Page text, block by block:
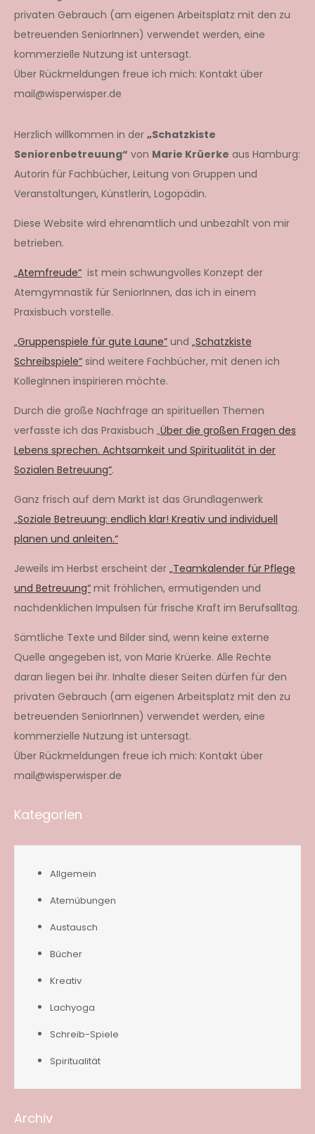
privaten Gebrauch (am eigenen Arbeitsplatz mit den zu
betreuenden SeniorInnen) verwendet werden, eine
kommerzielle Nutzung ist untersagt.
Über Rückmeldungen freue ich mich: Kontakt über
mail@wisperwisper.de
Herzlich willkommen in der „Schatzkiste
Seniorenbetreuung“ von Marie Krüerke aus Hamburg:
Autorin für Fachbücher, Leitung von Gruppen und
Veranstaltungen, Künstlerin, Logopädin.
Diese Website wird ehrenamtlich und unbezahlt von mir
betrieben.
„Atemfreude“ ist mein schwungvolles Konzept der
Atemgymnastik für SeniorInnen, das ich in einem
Praxisbuch vorstelle.
„Gruppenspiele für gute Laune“ und „Schatzkiste
Schreibspiele“ sind weitere Fachbücher, mit denen ich
KollegInnen inspirieren möchte.
Durch die große Nachfrage an spirituellen Themen
verfasste ich das Praxisbuch „Über die großen Fragen des
Lebens sprechen. Achtsamkeit und Spiritualität in der
Sozialen Betreuung“.
Ganz frisch auf dem Markt ist das Grundlagenwerk
„Soziale Betreuung: endlich klar! Kreativ und individuell
planen und anleiten.“
Jeweils im Herbst erscheint der „Teamkalender für Pflege
und Betreuung“ mit fröhlichen, ermutigenden und
nachdenklichen Impulsen für frische Kraft im Berufsalltag.
Sämtliche Texte und Bilder sind, wenn keine externe
Quelle angegeben ist, von Marie Krüerke. Alle Rechte
daran liegen bei ihr. Inhalte dieser Seiten dürfen für den
privaten Gebrauch (am eigenen Arbeitsplatz mit den zu
betreuenden SeniorInnen) verwendet werden, eine
kommerzielle Nutzung ist untersagt.
Über Rückmeldungen freue ich mich: Kontakt über
mail@wisperwisper.de
Kategorien
Allgemein
Atemübungen
Austausch
Bücher
Kreativ
Lachyoga
Schreib-Spiele
Spiritualität
Archiv